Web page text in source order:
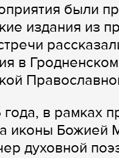
были
издания из
в
в рамках
иконы Божией
духовной